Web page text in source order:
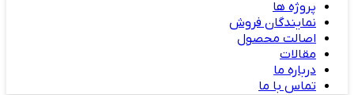
پروژه ها
نمایندگان فروش
اصالت محصول
مقالات
درباره ما
تماس با ما